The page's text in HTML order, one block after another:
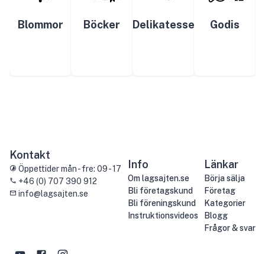
Blommor Böcker Delikatesser Godis
Kontakt
Öppettider mån - fre: 09 - 17
+46 (0) 707 390 912
info@lagsajten.se
Info
Om lagsajten.se
Bli företagskund
Bli föreningskund
Instruktionsvideos
Länkar
Börja sälja
Företag
Kategorier
Blogg
Frågor & svar